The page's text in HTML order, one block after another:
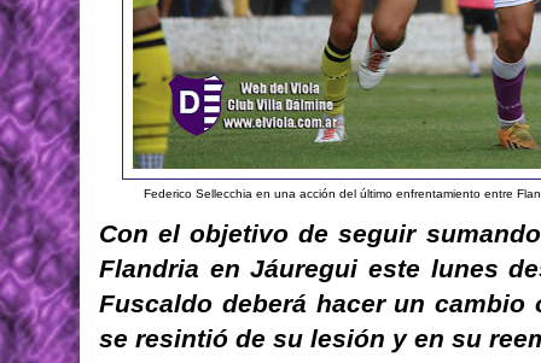
Federico Sellecchia en una acción del último enfrentamiento entre
Con el objetivo de seguir
Flandria en Jáuregui este lunes
Fuscaldo deberá hacer un
se resintió de su lesión y en su